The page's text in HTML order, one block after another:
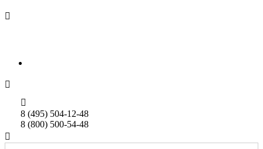



8 (495) 504-12-48
8 (800) 500-54-48
